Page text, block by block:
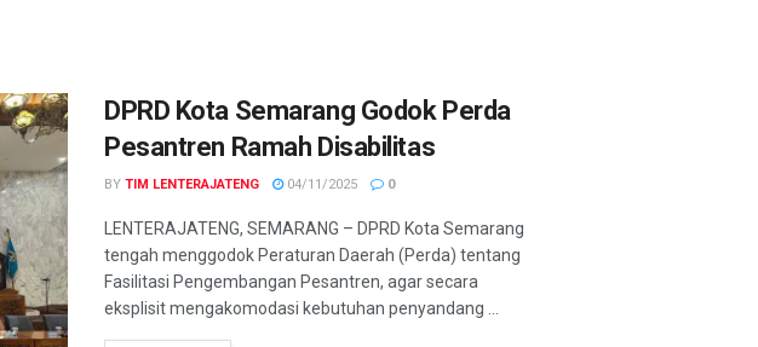
DPRD Kota Semarang Godok Perda
Pesantren Ramah Disabilitas
BY TIM LENTERAJATENG 04/11/2025 0
LENTERAJATENG, SEMARANG – DPRD Kota Semarang
tengah menggodok Peraturan Daerah (Perda) tentang
Fasilitasi Pengembangan Pesantren, agar secara
eksplisit mengakomodasi kebutuhan penyandang ...